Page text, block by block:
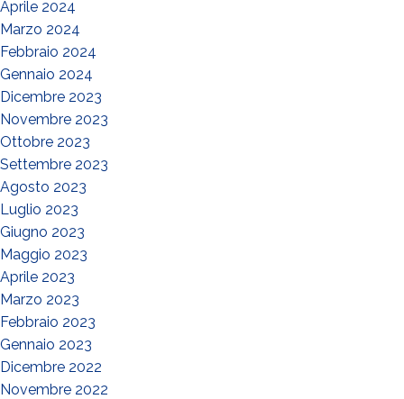
Aprile 2024
Marzo 2024
Febbraio 2024
Gennaio 2024
Dicembre 2023
Novembre 2023
Ottobre 2023
Settembre 2023
Agosto 2023
Luglio 2023
Giugno 2023
Maggio 2023
Aprile 2023
Marzo 2023
Febbraio 2023
Gennaio 2023
Dicembre 2022
Novembre 2022